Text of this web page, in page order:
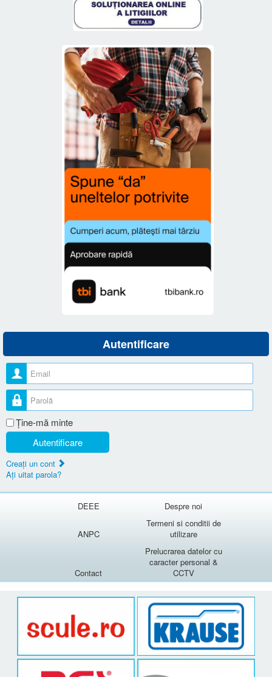
Autentificare
Nume utilizator
Parolă
Ţine-mă minte
Autentificare
Creaţi un cont
Aţi uitat parola?
DEEE Despre noi
ANPC
Termeni si conditii de
utilizare
Contact
Prelucrarea datelor cu
caracter personal &
CCTV